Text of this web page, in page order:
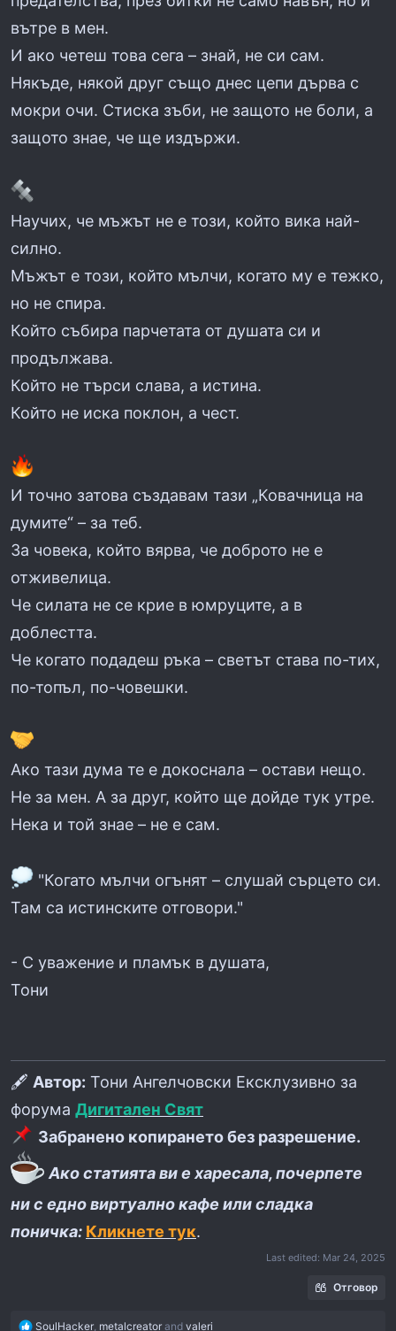
вътре в мен.
И ако четеш това сега – знай, не си сам.
Някъде, някой друг също днес цепи дърва с
мокри очи. Стиска зъби, не защото не боли, а
защото знае, че ще издържи.
Научих, че мъжът не е този, който вика най-
силно.
Мъжът е този, който мълчи, когато му е тежко,
но не спира.
Който събира парчетата от душата си и
продължава.
Който не търси слава, а истина.
Който не иска поклон, а чест.
И точно затова създавам тази „Ковачница на
думите“ – за теб.
За човека, който вярва, че доброто не е
отживелица.
Че силата не се крие в юмруците, а в
доблестта.
Че когато подадеш ръка – светът става по-тих,
по-топъл, по-човешки.
Ако тази дума те е докоснала – остави нещо.
Не за мен. А за друг, който ще дойде тук утре.
Нека и той знае – не е сам.
"Когато мълчи огънят – слушай сърцето си.
Там са истинските отговори."
- С уважение и пламък в душата,
Тони
🖋 Автор: Тони Ангелчовски Ексклузивно за
форума Дигитален Свят
Забранено копирането без разрешение.
Ако статията ви е харесала, почерпете
ни с едно виртуално кафе или сладка
поничка: Кликнете тук.
Last edited: Mar 24, 2025
Отговор
R
SoulHacker metalcreator and valeri